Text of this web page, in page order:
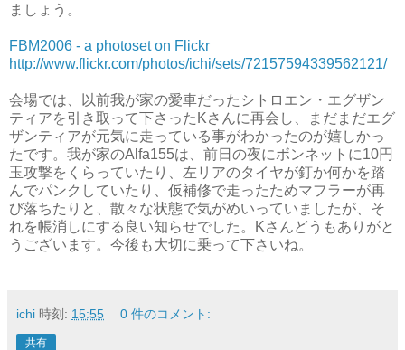
ましょう。
FBM2006 - a photoset on Flickr
http://www.flickr.com/photos/ichi/sets/72157594339562121/
会場では、以前我が家の愛車だったシトロエン・エグザン
ティアを引き取って下さったKさんに再会し、まだまだエグ
ザンティアが元気に走っている事がわかったのが嬉しかっ
たです。我が家のAlfa155は、前日の夜にボンネットに10円
玉攻撃をくらっていたり、左リアのタイヤが釘か何かを踏
んでパンクしていたり、仮補修で走ったためマフラーが再
び落ちたりと、散々な状態で気がめいっていましたが、そ
れを帳消しにする良い知らせでした。Kさんどうもありがと
うございます。今後も大切に乗って下さいね。
ichi 時刻: 15:55 0 件のコメント:
共有